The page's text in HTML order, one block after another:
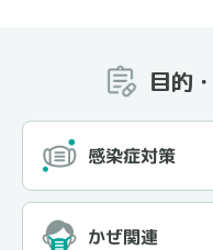
目的
感染症対策
かぜ関連